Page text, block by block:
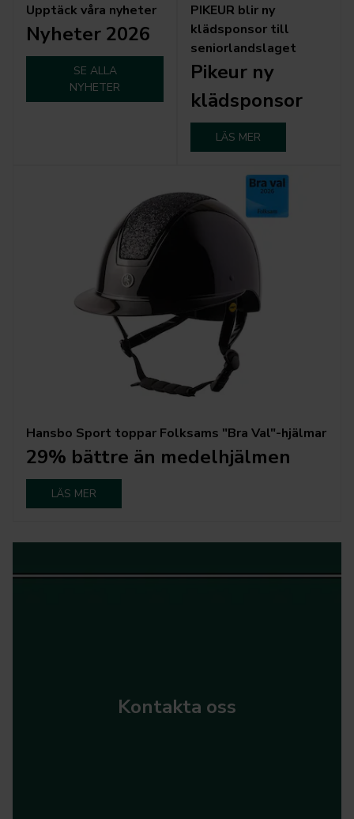
Upptäck våra nyheter
Nyheter 2026
SE ALLA
NYHETER
PIKEUR blir ny
klädsponsor till
seniorlandslaget
Pikeur ny
klädsponsor
LÄS MER
Hansbo Sport toppar Folksams "Bra Val"-hjälmar
29% bättre än medelhjälmen
LÄS MER
Kontakta oss